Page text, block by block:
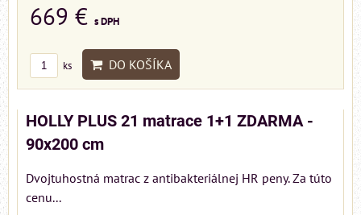
669 € s DPH
ks DO KOŠÍKA
HOLLY PLUS 21 matrace 1+1 ZDARMA -
90x200 cm
Dvojtuhostná matrac z antibakteriálnej HR peny. Za túto
cenu...